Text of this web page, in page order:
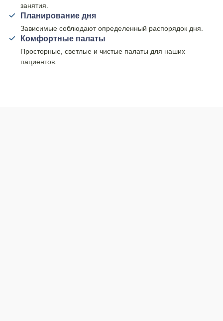
занятия.
Планирование дня
Зависимые соблюдают определенный распорядок дня.
Комфортные палаты
Просторные, светлые и чистые палаты для наших
пациентов.